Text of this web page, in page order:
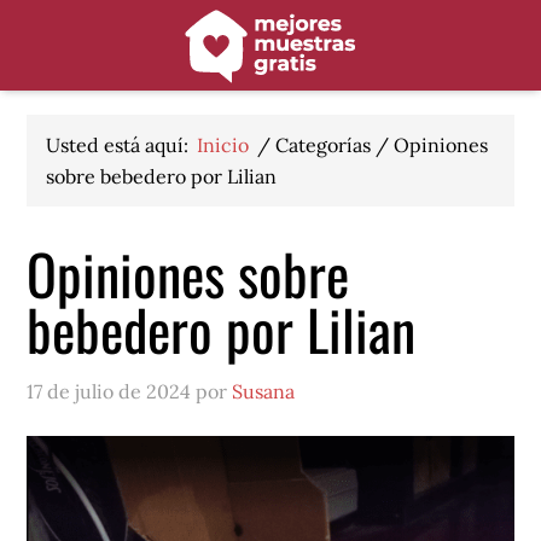
navegación
principal
de
Usted está aquí: Inicio / Categorías / Opiniones
sobre bebedero por Lilian
Opiniones sobre
bebedero por Lilian
17 de julio de 2024 por Susana